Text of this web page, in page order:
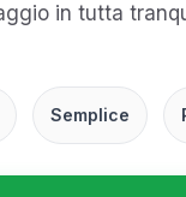
in tutta
Semplice